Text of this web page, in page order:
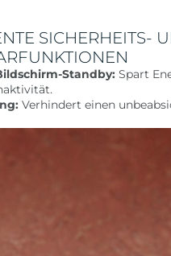
SICHERHEITS-
Standby: Spart
Verhindert einen